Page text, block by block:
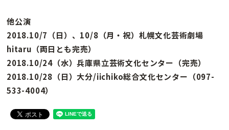
他公演
2018.10/7（日）、10/8（月・祝）札幌文化芸術劇場
hitaru（両日とも完売）
2018.10/24（水）兵庫県立芸術文化センター（完売）
2018.10/28（日）大分/iichiko総合文化センター（097-
533-4004）